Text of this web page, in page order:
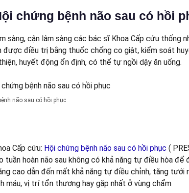
chứng bệnh não sau có hồi
sàng, cận lâm sàng các bác sĩ Khoa Cấp cứu thống
được điều trị bằng thuốc chống co giật, kiểm soát
huyết động ổn định, có thể tự ngồi dậy ăn uống.
não sau có hồi phục
Cấp cứu: Hội chứng bệnh não sau có hồi phục (
hoàn não sau không có khả năng tự điều hòa để
cao dẫn đến mất khả năng tự điều chỉnh, tăng tưới
máu, vị trí tổn thương hay gặp nhất ở vùng chẩm